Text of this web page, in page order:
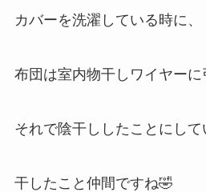
カバーを洗濯している時に、
布団は室内物干しワイヤー
それで陰干ししたことにして
干したこと仲間ですね🤣